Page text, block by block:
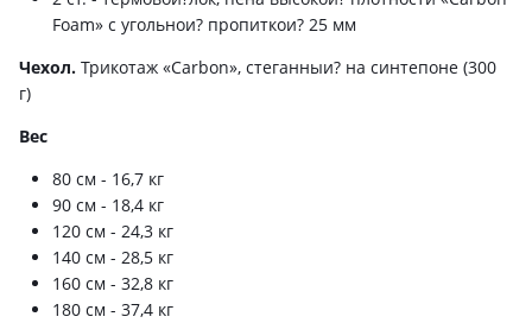
Foam» c угольнои? пропиткои? 25 мм
Чехол. Трикотаж «Carbon», стеганныи? на синтепоне (300
г)
Вес
80 см - 16,7 кг
90 см - 18,4 кг
120 см - 24,3 кг
140 см - 28,5 кг
160 см - 32,8 кг
180 см - 37,4 кг